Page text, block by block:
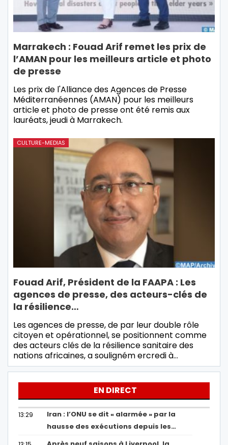
Marrakech : Fouad Arif remet les prix de
l’AMAN pour les meilleurs article et photo
de presse
Les prix de l'Alliance des Agences de Presse
Méditerranéennes (AMAN) pour les meilleurs
article et photo de presse ont été remis aux
lauréats, jeudi à Marrakech.
CULTURE-MEDIAS
Fouad Arif, Président de la FAAPA : Les
agences de presse, des acteurs-clés de
la résilience…
Les agences de presse, de par leur double rôle
citoyen et opérationnel, se positionnent comme
des acteurs clés de la résilience sanitaire des
nations africaines, a souligném ercredi à…
EN DIRECT
13:29
Iran : l’ONU se dit « alarmée » par la
hausse des exécutions depuis les…